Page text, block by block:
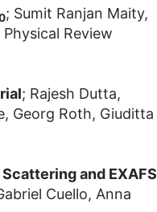
; Sumit Ranjan Maity,
Review
; Rajesh Dutta,
Georg Roth, Giuditta
and EXAFS
Cuello, Anna